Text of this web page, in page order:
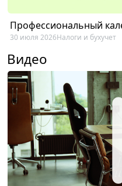
Профессиональный
30 июля 2026Налоги и бухучет
Видео